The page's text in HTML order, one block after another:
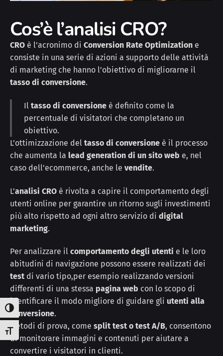
Attiva/disattiva alto contrasto
Attiva/disattiva dimensione testo
Cos’è l’analisi CRO?
CRO è l’acronimo di Conversion Rate Optimization e
consiste in una serie di azioni a supporto delle attività
di marketing che hanno l’obiettivo di migliorarne il
tasso di conversione.
Il tasso di conversione è definito come la
percentuale di visitatori che completano un
obiettivo.
L’ottimizzazione del tasso di conversione è il processo
che aumenta la lead generation di un sito web e, nel
caso dell’ecommerce, anche le vendite.
L’analisi CRO è rivolta a capire il comportamento degli
utenti online per garantire un ritorno sugli investimenti
più alto rispetto ad ogni altro servizio di digital
marketing.
Per analizzare il comportamento degli utenti e le loro
abitudini di navigazione possono essere realizzati dei
test di vario tipo,per esempio realizzando versioni
differenti di una stessa pagina web con lo scopo di
identificare il modo migliore di guidare gli utenti alla
conversione.
Metodi di prova, come split test o test A/B, consentono
di monitorare immagini e contenuti per aiutare a
convertire i visitatori in clienti.